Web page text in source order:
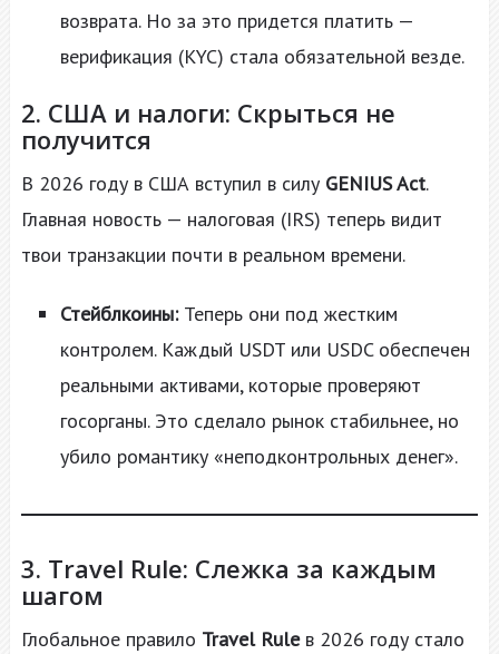
возврата. Но за это придется платить —
верификация (KYC) стала обязательной везде.
2. США и налоги: Скрыться не
получится
В 2026 году в США вступил в силу GENIUS Act.
Главная новость — налоговая (IRS) теперь видит
твои транзакции почти в реальном времени.
Стейблкоины:Теперь они под жестким
контролем. Каждый USDT или USDC обеспечен
реальными активами, которые проверяют
госорганы. Это сделало рынок стабильнее, но
убило романтику «неподконтрольных денег».
3. Travel Rule: Слежка за каждым
шагом
Глобальное правило Travel Ruleв 2026 году стало